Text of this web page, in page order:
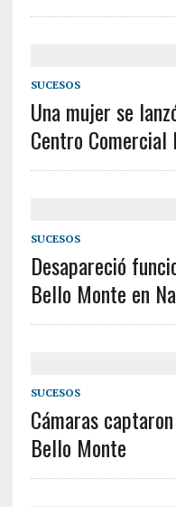
SUCESOS
Una mujer se
Centro
SUCESOS
Desapareció
Bello Monte en
SUCESOS
Cámaras
Bello Monte